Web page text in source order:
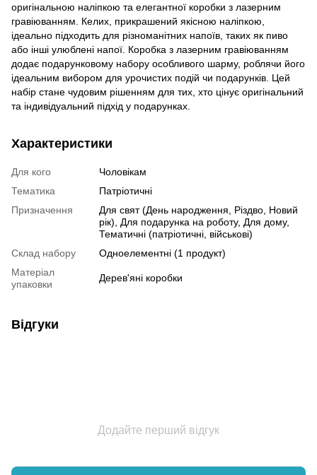
оригінальною наліпкою та елегантної коробки з лазерним
гравіюванням. Келих, прикрашений якісною наліпкою,
ідеально підходить для різноманітних напоїв, таких як пиво
або інші улюблені напої. Коробка з лазерним гравіюванням
додає подарунковому набору особливого шарму, роблячи його
ідеальним вибором для урочистих подій чи подарунків. Цей
набір стане чудовим рішенням для тих, хто цінує оригінальний
та індивідуальний підхід у подарунках.
Характеристики
Для кого
Чоловікам
Тематика
Патріотичні
Призначення
Для свят (День народження, Різдво, Новий
рік), Для подарунка на роботу, Для дому,
Тематичні (патріотичні, військові)
Склад набору
Одноелементні (1 продукт)
Матеріал
упаковки
Дерев'яні коробки
Відгуки
Додайте перший відгук